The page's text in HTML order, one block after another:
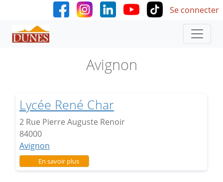
Aller au contenu principal User
Se connecter
Avignon
Lycée René Char
2 Rue Pierre Auguste Renoir
84000
Avignon
En savoir plussur Lycée René Char